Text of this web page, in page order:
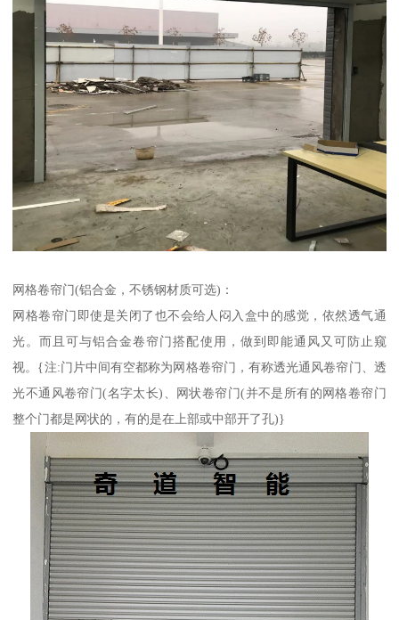
网格卷帘门(铝合金，不锈钢材质可选)：
网格卷帘门即使是关闭了也不会给人闷入盒中的感觉，依然透气通
光。而且可与铝合金卷帘门搭配使用，做到即能通风又可防止窥
视。{注:门片中间有空都称为网格卷帘门，有称透光通风卷帘门、透
光不通风卷帘门(名字太长)、网状卷帘门(并不是所有的网格卷帘门
整个门都是网状的，有的是在上部或中部开了孔)}